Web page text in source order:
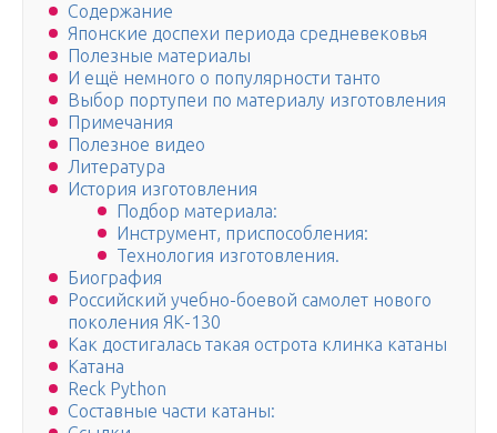
Содержание
Японские доспехи периода средневековья
Полезные материалы
И ещё немного о популярности танто
Выбор портупеи по материалу изготовления
Примечания
Полезное видео
Литература
История изготовления
Подбор материала:
Инструмент, приспособления:
Технология изготовления.
Биография
Российский учебно-боевой самолет нового
поколения ЯК-130
Как достигалась такая острота клинка катаны
Катана
Reck Python
Составные части катаны: